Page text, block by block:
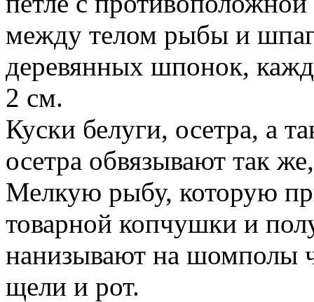
между телом рыбы и
деревянных шпонок,
2 см.
Куски белуги, осетра, а
осетра обвязывают так
Мелкую рыбу, которую
товарной копчушки и
нанизывают на шомполы
щели и рот.